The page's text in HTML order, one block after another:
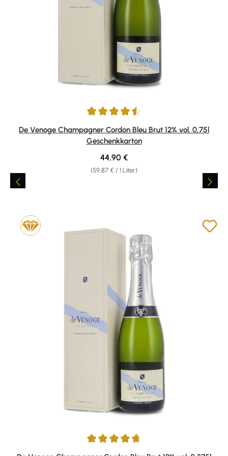
Durchschnittliche Bewertung von 4.5 von 5 Sternen
De Venoge Champagner Cordon Bleu Brut 12% vol. 0,75l
Geschenkkarton
(59,87 € / 1 Liter)
Regulärer Preis:
44,90 €
Durchschnittliche Bewertung von 4.67 von 5 Sternen